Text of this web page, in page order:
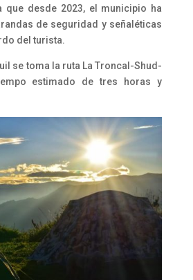
que desde 2023, el municipio ha
de seguridad y señaléticas
del turista.
se toma la ruta La Troncal-Shud-
estimado de tres horas y